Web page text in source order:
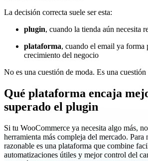
La decisión correcta suele ser esta:
plugin, cuando la tienda aún necesita
plataforma, cuando el email ya forma
crecimiento del negocio
No es una cuestión de moda. Es una
Qué plataforma encaja
superado el plugin
Si tu WooCommerce ya necesita algo más,
herramienta más compleja del mercado. Para
razonable es una plataforma que combine
automatizaciones útiles y mejor control del